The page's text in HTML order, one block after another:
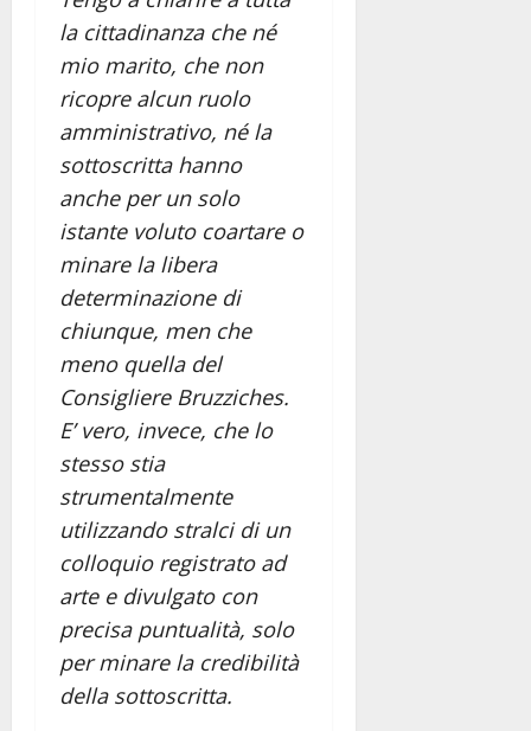
la cittadinanza che né
mio marito, che non
ricopre alcun ruolo
amministrativo, né la
sottoscritta hanno
anche per un solo
istante voluto coartare o
minare la libera
determinazione di
chiunque, men che
meno quella del
Consigliere Bruzziches.
E’ vero, invece, che lo
stesso stia
strumentalmente
utilizzando stralci di un
colloquio registrato ad
arte e divulgato con
precisa puntualità, solo
per minare la credibilità
della sottoscritta.